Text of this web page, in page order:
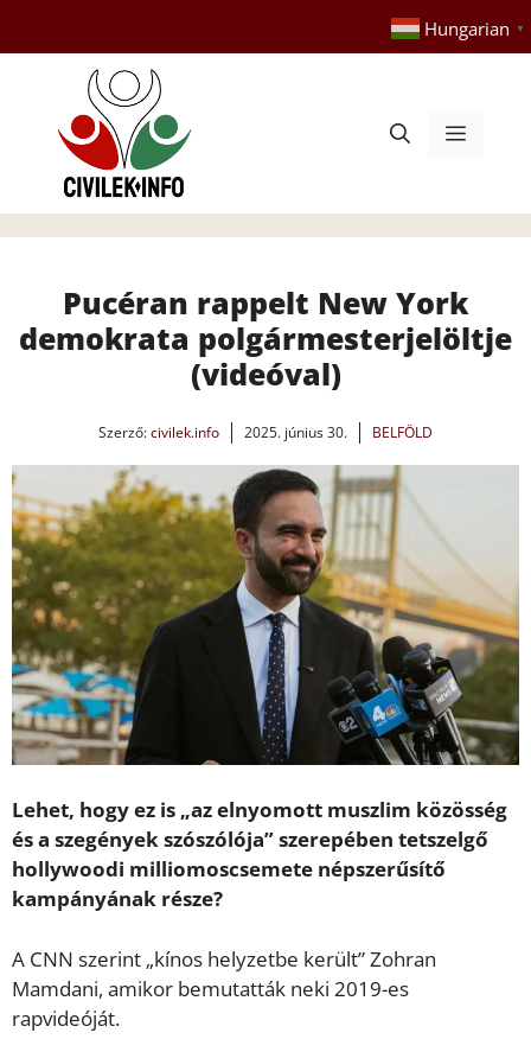
tartalomba
Hungarian ▼
Menü
Pucéran rappelt New York
demokrata polgármesterjelöltje
(videóval)
Szerző:civilek.info 2025. június 30. BELFÖLD
Lehet, hogy ez is „az elnyomott muszlim közösség
és a szegények szószólója” szerepében tetszelgő
hollywoodi milliomoscsemete népszerűsítő
kampányának része?
A CNN szerint „kínos helyzetbe került” Zohran
Mamdani, amikor bemutatták neki 2019-es
rapvideóját.